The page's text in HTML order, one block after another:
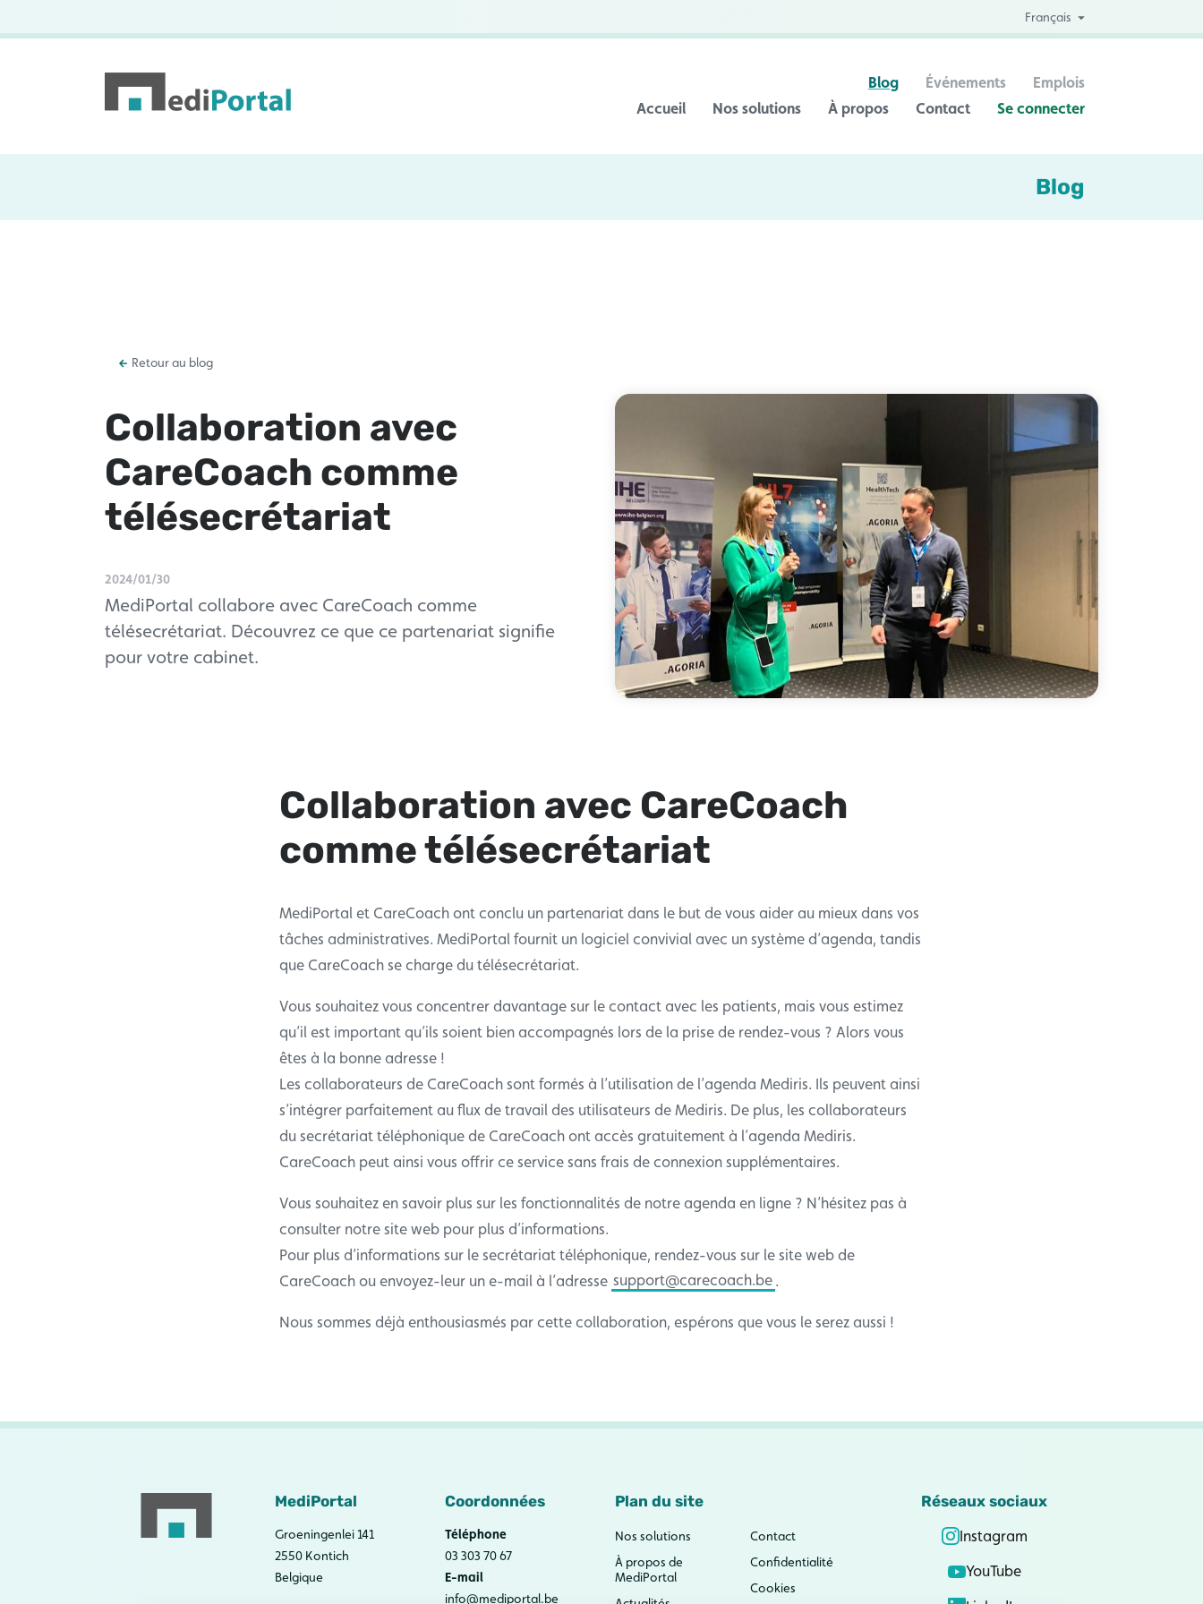
Français
Accueil Nos solutions À propos Contact Se connecter
Blog Événements Emplois
Blog
Retour au blog
Collaboration avec
CareCoach comme
télésecrétariat
2024/01/30
MediPortal collabore avec CareCoach comme
télésecrétariat. Découvrez ce que ce partenariat signifie
pour votre cabinet.
Collaboration avec CareCoach
comme télésecrétariat
MediPortal et CareCoach ont conclu un partenariat dans le but de vous aider au mieux dans vos
tâches administratives. MediPortal fournit un logiciel convivial avec un système d’agenda, tandis
que CareCoach se charge du télésecrétariat.
Vous souhaitez vous concentrer davantage sur le contact avec les patients, mais vous estimez
qu’il est important qu’ils soient bien accompagnés lors de la prise de rendez-vous ? Alors vous
êtes à la bonne adresse !
Les collaborateurs de CareCoach sont formés à l’utilisation de l’agenda Mediris. Ils peuvent ainsi
s’intégrer parfaitement au flux de travail des utilisateurs de Mediris. De plus, les collaborateurs
du secrétariat téléphonique de CareCoach ont accès gratuitement à l’agenda Mediris.
CareCoach peut ainsi vous offrir ce service sans frais de connexion supplémentaires.
Vous souhaitez en savoir plus sur les fonctionnalités de notre agenda en ligne ? N’hésitez pas à
consulter notre site web pour plus d’informations.
Pour plus d’informations sur le secrétariat téléphonique, rendez-vous sur le site web de
CareCoach ou envoyez-leur un e-mail à l’adresse support@carecoach.be .
Nous sommes déjà enthousiasmés par cette collaboration, espérons que vous le serez aussi !
MediPortal
Groeningenlei 141
2550 Kontich
Belgique
Coordonnées
Téléphone
03 303 70 67
E-mail
info@mediportal.be
Plan du site
Nos solutions
À propos de
MediPortal
Contact
Confidentialité
Cookies
Réseaux sociaux
Instagram
YouTube